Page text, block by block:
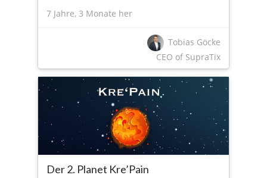
7 Jahre, 3 Monate her
Tobias Göcke
CEO of SupraTix
Der 2. Planet Kre’Pain